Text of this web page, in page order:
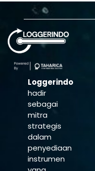
Loggerindo
hadir
sebagai
mitra
strategis
dalam
penyediaan
instrumen